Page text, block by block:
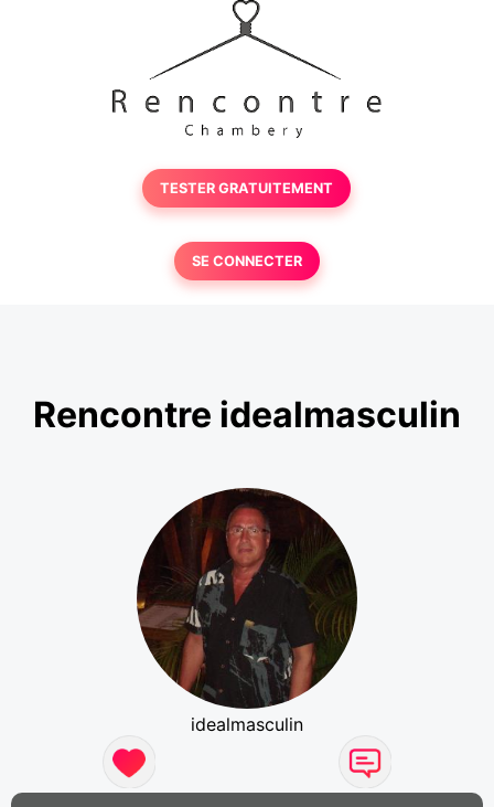
TESTER GRATUITEMENT
SE CONNECTER
Rencontre idealmasculin
idealmasculin